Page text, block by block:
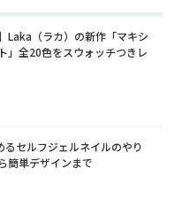
Laka（ラカ）の新作「マキシ
」全20色をスウォッチつきレ
るセルフジェルネイルのやり
簡単デザインまで